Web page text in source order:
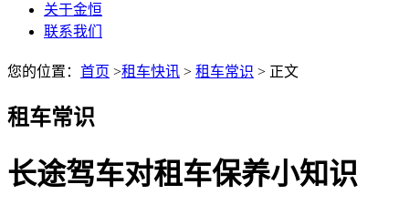
关于金恒
联系我们
您的位置： 首页 >租车快讯 > 租车常识 > 正文
租车常识
长途驾车对租车保养小知识